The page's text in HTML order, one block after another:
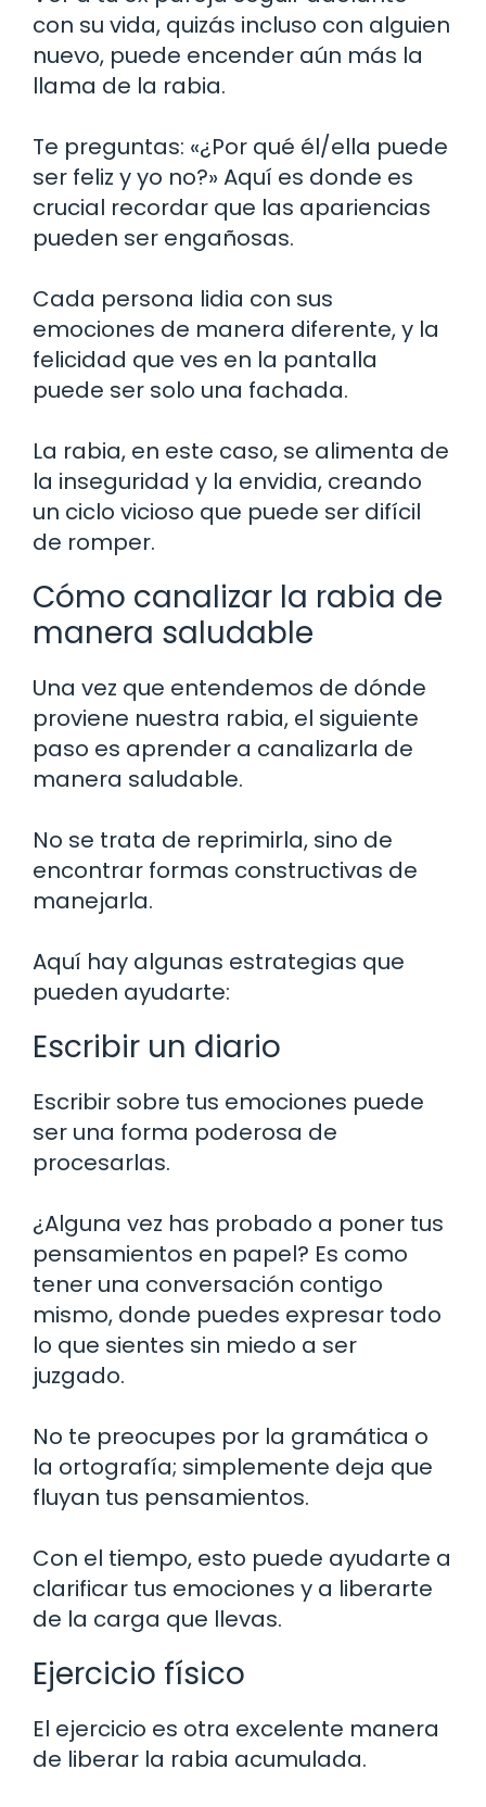
con su vida, quizás incluso con alguien
nuevo, puede encender aún más la
llama de la rabia.
Te preguntas: «¿Por qué él/ella puede
ser feliz y yo no?» Aquí es donde es
crucial recordar que las apariencias
pueden ser engañosas.
Cada persona lidia con sus
emociones de manera diferente, y la
felicidad que ves en la pantalla
puede ser solo una fachada.
La rabia, en este caso, se alimenta de
la inseguridad y la envidia, creando
un ciclo vicioso que puede ser difícil
de romper.
Cómo canalizar la rabia de
manera saludable
Una vez que entendemos de dónde
proviene nuestra rabia, el siguiente
paso es aprender a canalizarla de
manera saludable.
No se trata de reprimirla, sino de
encontrar formas constructivas de
manejarla.
Aquí hay algunas estrategias que
pueden ayudarte:
Escribir un diario
Escribir sobre tus emociones puede
ser una forma poderosa de
procesarlas.
¿Alguna vez has probado a poner tus
pensamientos en papel? Es como
tener una conversación contigo
mismo, donde puedes expresar todo
lo que sientes sin miedo a ser
juzgado.
No te preocupes por la gramática o
la ortografía; simplemente deja que
fluyan tus pensamientos.
Con el tiempo, esto puede ayudarte a
clarificar tus emociones y a liberarte
de la carga que llevas.
Ejercicio físico
El ejercicio es otra excelente manera
de liberar la rabia acumulada.